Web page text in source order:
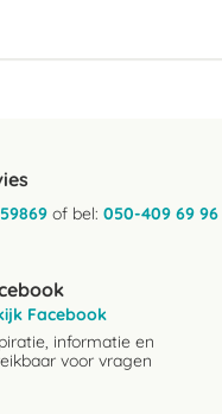
of bel: 050-409 69 96
Facebook
informatie en
voor vragen